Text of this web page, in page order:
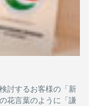
討するお客様の「新
花言葉のように「謙